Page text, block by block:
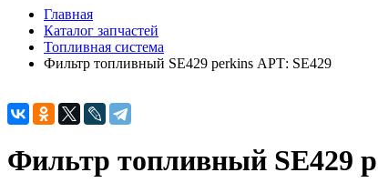
Главная
Каталог запчастей
Топливная система
Фильтр топливный SE429 perkins АРТ: SE429
Фильтр топливный SE429